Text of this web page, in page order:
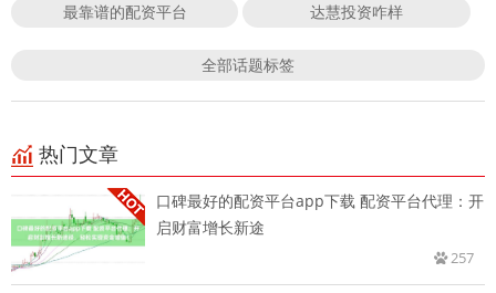
最靠谱的配资平台 达慧投资咋样
全部话题标签
热门文章
口碑最好的配资平台app下载 配资平台代理：开
启财富增长新途
257